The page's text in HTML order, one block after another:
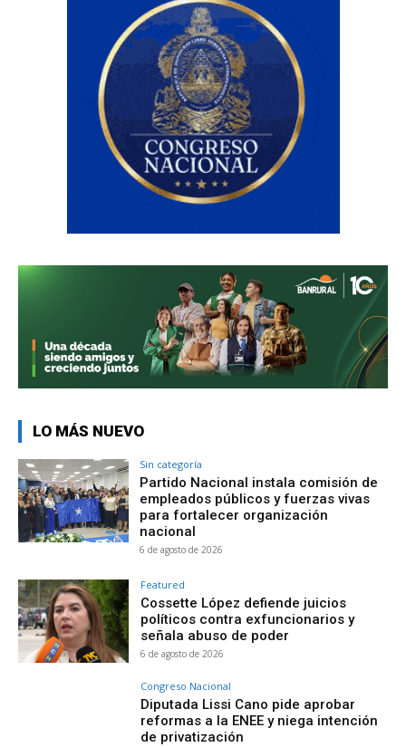
LO MÁS NUEVO
Sin categoría
Partido Nacional instala comisión de
empleados públicos y fuerzas vivas
para fortalecer organización
nacional
6 de agosto de 2026
Featured
Cossette López defiende juicios
políticos contra exfuncionarios y
señala abuso de poder
6 de agosto de 2026
Congreso Nacional
Diputada Lissi Cano pide aprobar
reformas a la ENEE y niega intención
de privatización